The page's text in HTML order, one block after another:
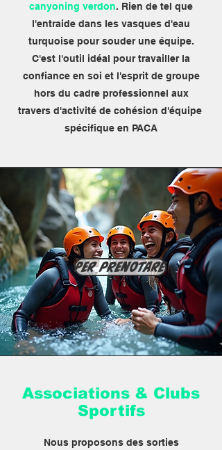
canyoning verdon. Rien de tel que
l'entraide dans les vasques d'eau
turquoise pour souder une équipe.
C'est l'outil idéal pour travailler la
confiance en soi et l'esprit de groupe
hors du cadre professionnel aux
travers d'activité de cohésion d'équipe
spécifique en PACA
Per prenotare
Associations & Clubs
Sportifs
Nous proposons des sorties